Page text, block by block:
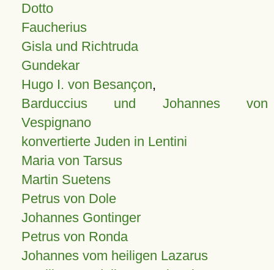
Dotto
Faucherius
Gisla und Richtruda
Gundekar
Hugo I. von Besançon,
Barduccius und Johannes von
Vespignano
konvertierte Juden in Lentini
Maria von Tarsus
Martin Suetens
Petrus von Dole
Johannes Gontinger
Petrus von Ronda
Johannes vom heiligen Lazarus